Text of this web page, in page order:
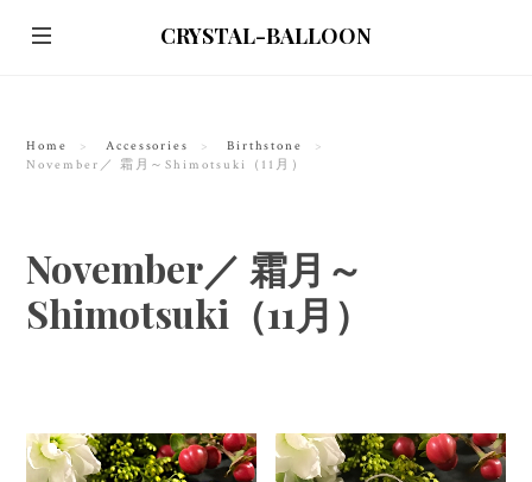
CRYSTAL-BALLOON
Home Accessories
Birthstone
November／ 霜月～Shimotsuki（11月）
November／ 霜月～
Shimotsuki（11月）